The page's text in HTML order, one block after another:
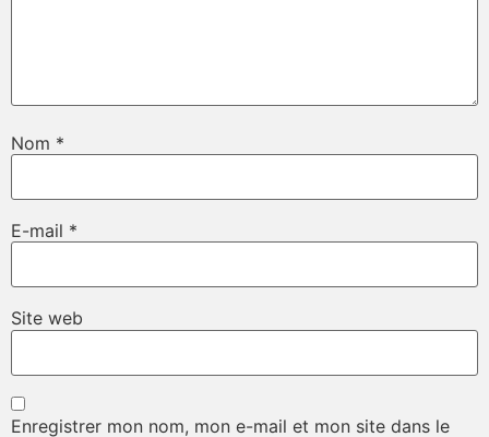
Nom *
E-mail *
Site web
Enregistrer mon nom, mon e-mail et mon site dans le